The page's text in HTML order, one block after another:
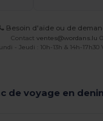
Besoin d'aide ou de
Contactventes@wordans.lu
- Jeudi : 10h-13h & 14h-17h30
de voyage en